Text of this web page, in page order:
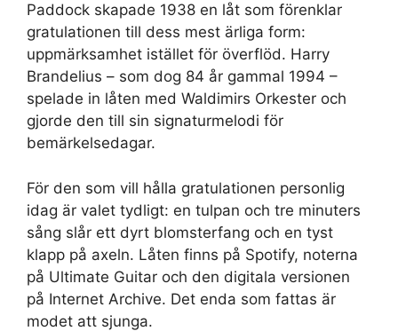
Paddock skapade 1938 en låt som förenklar
gratulationen till dess mest ärliga form:
uppmärksamhet istället för överflöd. Harry
Brandelius – som dog 84 år gammal 1994 –
spelade in låten med Waldimirs Orkester och
gjorde den till sin signaturmelodi för
bemärkelsedagar.
För den som vill hålla gratulationen personlig
idag är valet tydligt: en tulpan och tre minuters
sång slår ett dyrt blomsterfang och en tyst
klapp på axeln. Låten finns på Spotify, noterna
på Ultimate Guitar och den digitala versionen
på Internet Archive. Det enda som fattas är
modet att sjunga.